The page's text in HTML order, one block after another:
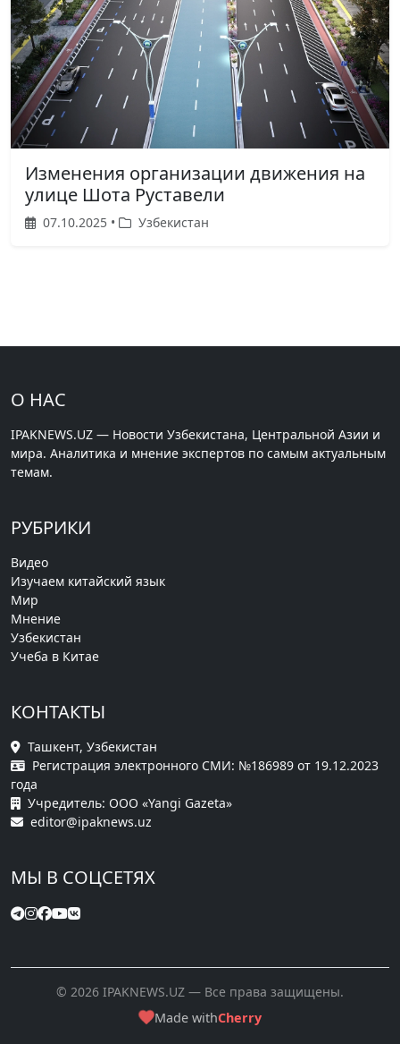
Изменения организации движения на
улице Шота Руставели
07.10.2025 • Узбекистан
О НАС
IPAKNEWS.UZ — Новости Узбекистана, Центральной Азии и
мира. Аналитика и мнение экспертов по самым актуальным
темам.
РУБРИКИ
Видео
Изучаем китайский язык
Мир
Мнение
Узбекистан
Учеба в Китае
КОНТАКТЫ
Ташкент, Узбекистан
Регистрация электронного СМИ: №186989 от 19.12.2023
года
Учредитель: ООО «Yangi Gazeta»
editor@ipaknews.uz
МЫ В СОЦСЕТЯХ
© 2026 IPAKNEWS.UZ — Все права защищены.
Made withCherry